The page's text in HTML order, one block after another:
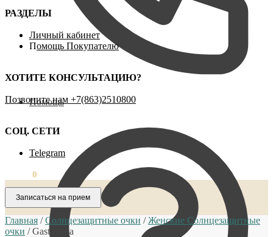
Помощь
РАЗДЕЛЫ
Личный кабинет
Помощь Покупателю
ХОТИТЕ КОНСУЛЬТАЦИЮ?
Позвоните нам ‪+7(863)2510800
СОЦ. СЕТИ
Telegram
0
Записаться на прием
Главная /Солнцезащитные очки /Женские Солнцезащитные
очки /Gast Onda